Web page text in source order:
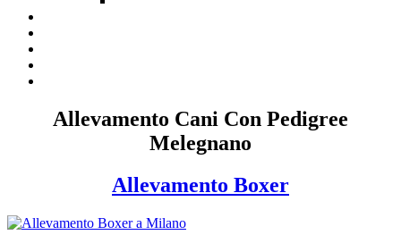
Allevamento Cani Con Pedigree
Melegnano
Allevamento Boxer